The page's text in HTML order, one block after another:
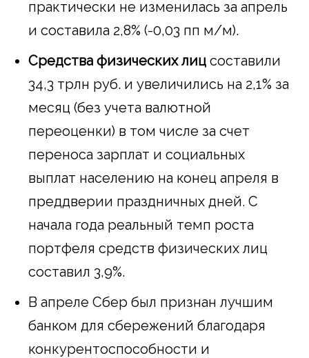
практически не изменилась за апрель
и составила 2,8% (-0,03 пп м/м).
Средства физических лиц составили
34,3 трлн руб. и увеличились на 2,1% за
месяц (без учета валютной
переоценки) в том числе за счет
переноса зарплат и социальных
выплат населению на конец апреля в
преддверии праздничных дней. С
начала года реальный темп роста
портфеля средств физических лиц
составил 3,9%.
В апреле Сбер был признан лучшим
банком для сбережений благодаря
конкурентоспособности и